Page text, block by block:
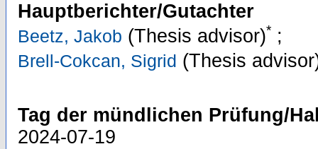
Hauptberichter/Gutachter
Beetz, Jakob (Thesis advisor)* ;
Brell-Cokcan, Sigrid (Thesis
Tag der mündlichen Prüfung/
2024-07-19